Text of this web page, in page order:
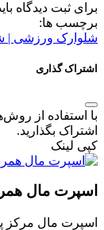
برای ثبت دیدگاه
برچسب ها:
شلوارک ورزشی |
اشتراک گذاری
با استفاده از
اشتراک بگذارید.
کپی لینک
اسپرت مال
اسپرت مال مرکز